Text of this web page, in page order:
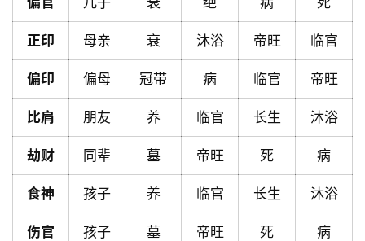
首
历
占
卜
正印 母亲 衰 沐浴 帝旺 临官
偏印 偏母 冠带 病 临官 帝旺
比肩 朋友 养 临官 长生 沐浴
劫财 同辈 墓 帝旺 死 病
食神 孩子 养 临官 长生 沐浴
伤官 孩子 墓 帝旺 死 病